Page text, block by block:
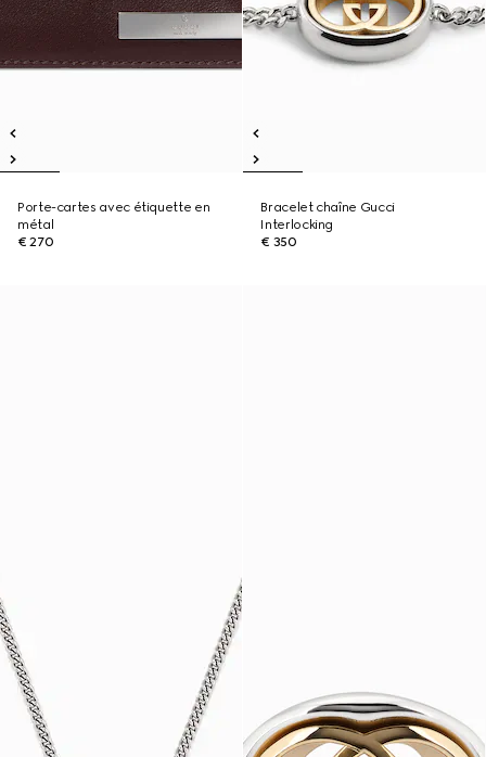
Porte-cartes avec étiquette en
métal
€ 270
Bracelet chaîne Gucci
Interlocking
€ 350